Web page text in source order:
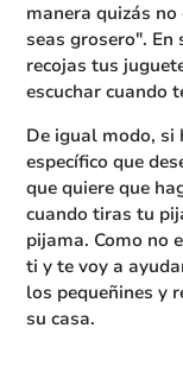
manera quizás
seas grosero".
recojas tus
escuchar cuando
De igual modo,
específico que
que quiere que
cuando tiras tu
pijama. Como no
ti y te voy a
los pequeñines y
su casa.